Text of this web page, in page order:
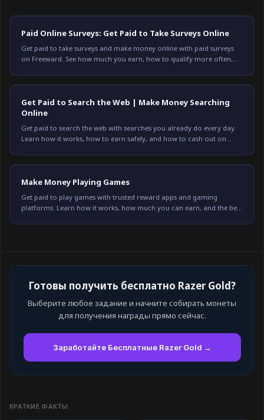
Paid Online Surveys: Get Paid to Take Surveys Online
Get paid to take surveys and make money online with paid surveys
on Freeward. See how much you earn, how to qualify more often,
Get Paid to Search the Web | Make Money Searching
Online
Get paid to search the web with searches you already do every day.
Learn how it works, how to earn safely, and how to cash out on
Make Money Playing Games
Get paid to play games with trusted reward apps and gaming
platforms. Learn how it works, how much you can earn, and the best
Готовы получить бесплатно Razer Gold?
Выберите любое задание и начните собирать монеты
для получения награды прямо сейчас.
Заработайте Бесплатные Razer Gold →
КРАТКИЕ ФАКТЫ